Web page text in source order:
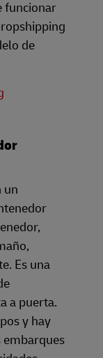
funcionar
de
un
Es una
a puerta.
y hay
embarques